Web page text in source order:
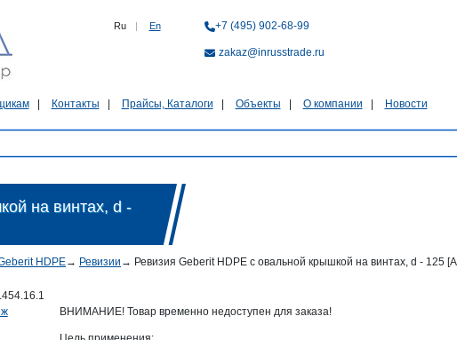
Ru | En +7 (495) 902-68-99
zakaz@inrusstrade.ru
Контакты Прайсы, Каталоги Объекты О компании Новости
на винтах, d -
HDPE→ Ревизии → Ревизия Geberit HDPE с овальной крышкой на винтах, d - 125
ВНИМАНИЕ! Товар временно недоступен для заказа!